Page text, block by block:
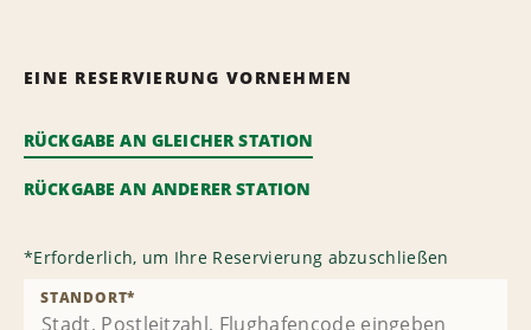
EINE RESERVIERUNG VORNEHMEN
RÜCKGABE AN GLEICHER STATION
RÜCKGABE AN ANDERER STATION
*Erforderlich, um Ihre Reservierung abzuschließen
STANDORT*